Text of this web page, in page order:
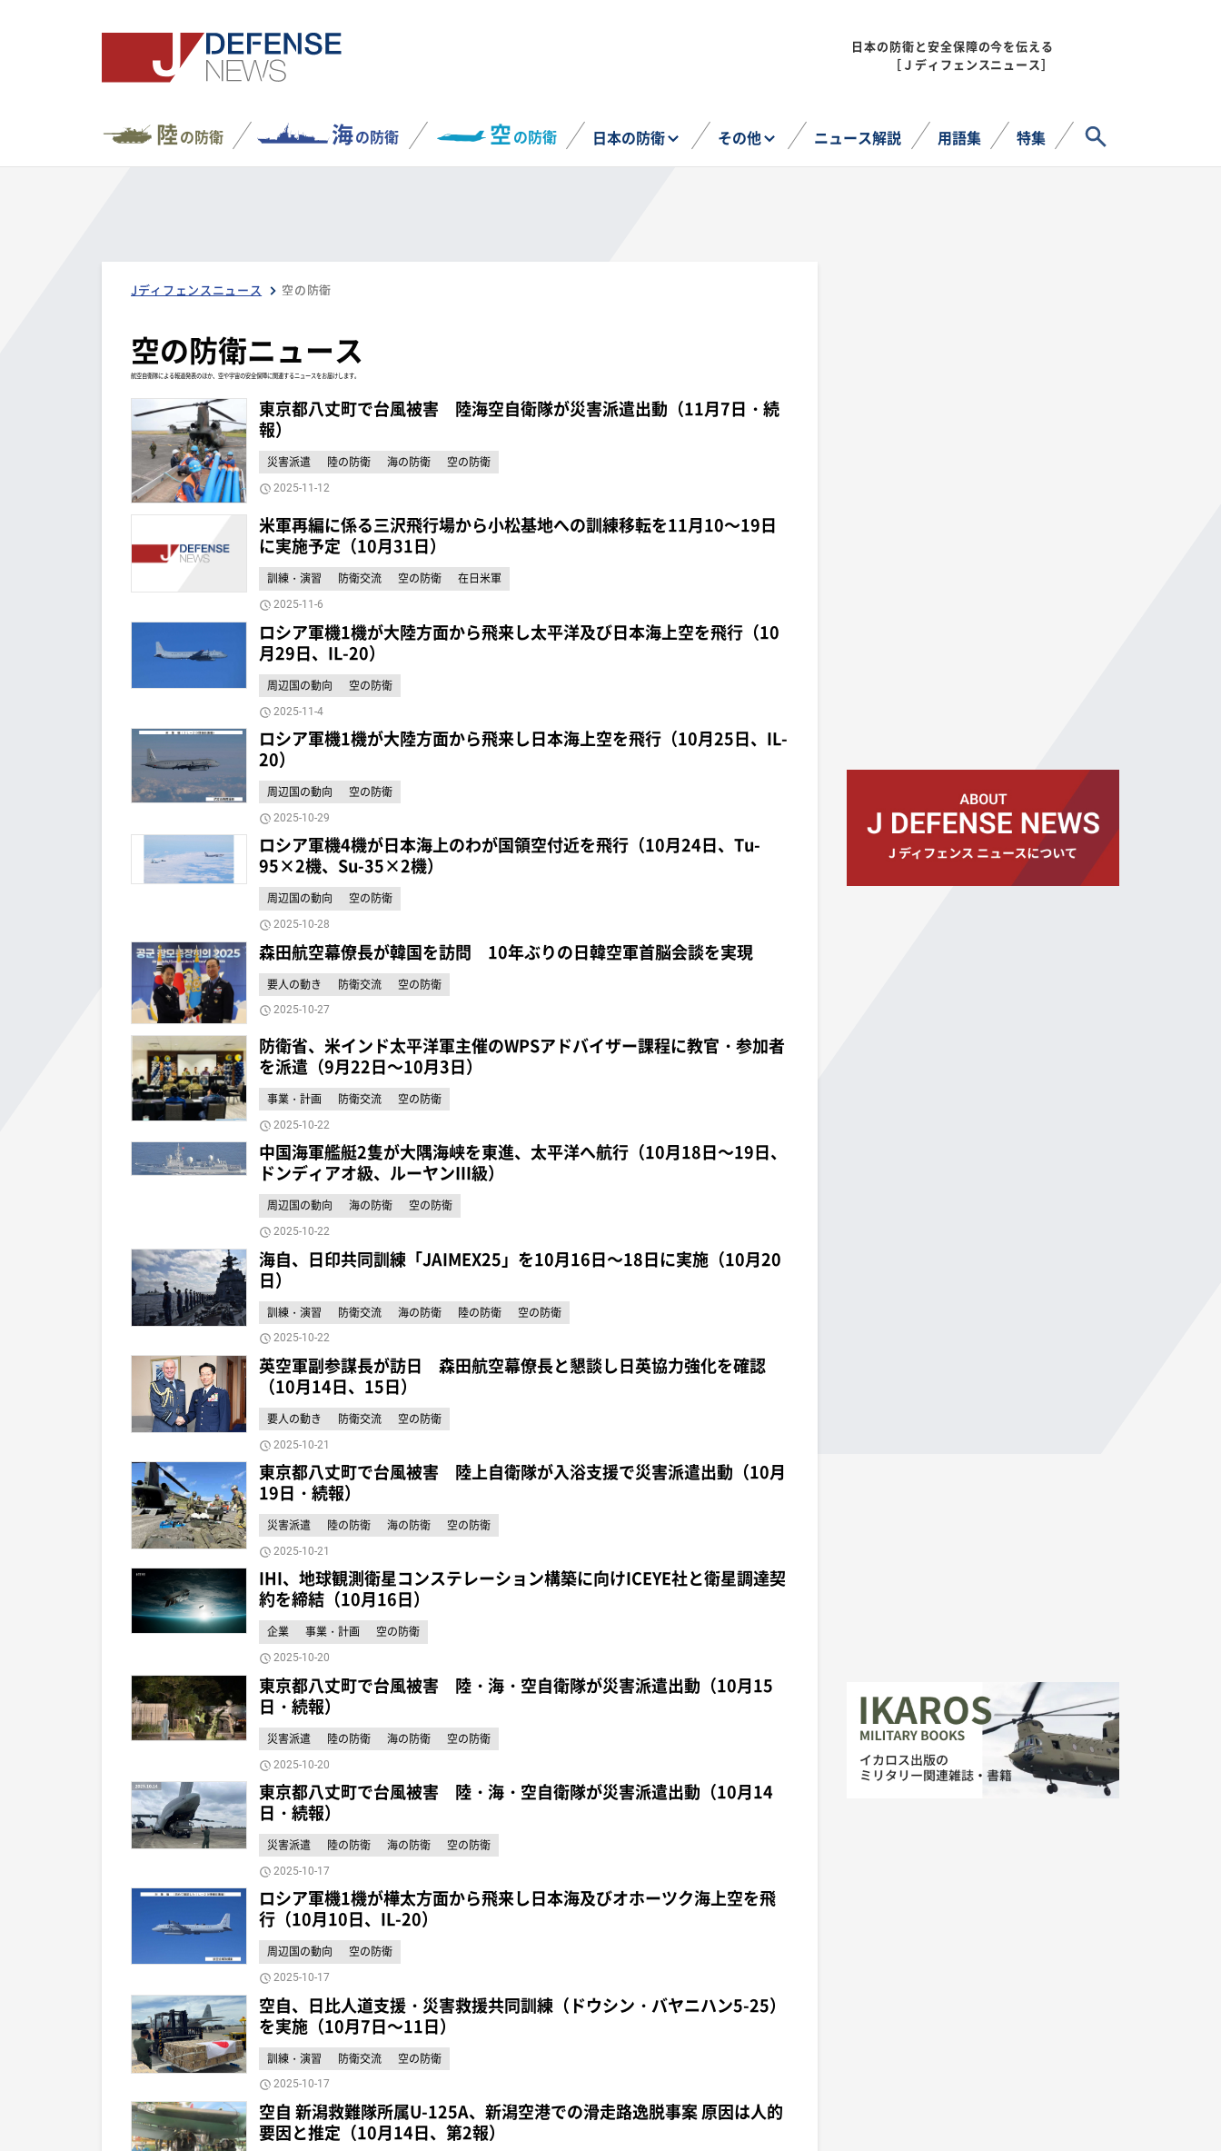
日本の防衛と安全保障の今を伝える
［Ｊディフェンスニュース］
陸の防衛 海の防衛 空の防衛 日本の防衛 その他 ニュース解説 用語集 特集
Jディフェンスニュース 空の防衛
空の防衛ニュース
航空自衛隊による報道発表のほか、空や宇宙の安全保障に関連するニュースをお届けします。
東京都八丈町で台風被害 陸海空自衛隊が災害派遣出動（11月7日・続
報）
災害派遣 陸の防衛 海の防衛 空の防衛
2025-11-12
米軍再編に係る三沢飛行場から小松基地への訓練移転を11月10～19日
に実施予定（10月31日）
訓練・演習 防衛交流 空の防衛 在日米軍
2025-11-6
ロシア軍機1機が大陸方面から飛来し太平洋及び日本海上空を飛行（10
月29日、IL-20）
周辺国の動向 空の防衛
2025-11-4
ロシア軍機1機が大陸方面から飛来し日本海上空を飛行（10月25日、IL-
20）
周辺国の動向 空の防衛
2025-10-29
ロシア軍機4機が日本海上のわが国領空付近を飛行（10月24日、Tu-
95×2機、Su-35×2機）
周辺国の動向 空の防衛
2025-10-28
森田航空幕僚長が韓国を訪問 10年ぶりの日韓空軍首脳会談を実現
要人の動き 防衛交流 空の防衛
2025-10-27
防衛省、米インド太平洋軍主催のWPSアドバイザー課程に教官・参加者
を派遣（9月22日～10月3日）
事業・計画 防衛交流 空の防衛
2025-10-22
中国海軍艦艇2隻が大隅海峡を東進、太平洋へ航行（10月18日～19日、
ドンディアオ級、ルーヤンⅢ級）
周辺国の動向 海の防衛 空の防衛
2025-10-22
海自、日印共同訓練「JAIMEX25」を10月16日～18日に実施（10月20
日）
訓練・演習 防衛交流 海の防衛 陸の防衛 空の防衛
2025-10-22
英空軍副参謀長が訪日 森田航空幕僚長と懇談し日英協力強化を確認
（10月14日、15日）
要人の動き 防衛交流 空の防衛
2025-10-21
東京都八丈町で台風被害 陸上自衛隊が入浴支援で災害派遣出動（10月
19日・続報）
災害派遣 陸の防衛 海の防衛 空の防衛
2025-10-21
IHI、地球観測衛星コンステレーション構築に向けICEYE社と衛星調達契
約を締結（10月16日）
企業 事業・計画 空の防衛
2025-10-20
東京都八丈町で台風被害 陸・海・空自衛隊が災害派遣出動（10月15
日・続報）
災害派遣 陸の防衛 海の防衛 空の防衛
2025-10-20
東京都八丈町で台風被害 陸・海・空自衛隊が災害派遣出動（10月14
日・続報）
災害派遣 陸の防衛 海の防衛 空の防衛
2025-10-17
ロシア軍機1機が樺太方面から飛来し日本海及びオホーツク海上空を飛
行（10月10日、IL-20）
周辺国の動向 空の防衛
2025-10-17
空自、日比人道支援・災害救援共同訓練（ドウシン・バヤニハン5-25）
を実施（10月7日～11日）
訓練・演習 防衛交流 空の防衛
2025-10-17
空自 新潟救難隊所属U-125A、新潟空港での滑走路逸脱事案 原因は人的
要因と推定（10月14日、第2報）